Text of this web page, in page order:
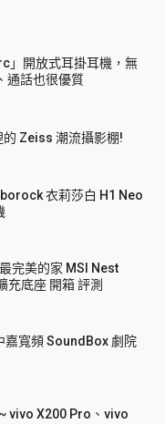
」開放式耳掛耳機，無
通話也很優質
Zeiss 潮流攝影棚!
衣莉莎白 H1 Neo
完美的家 MSI Nest
充底座 開箱 評測
嘉寬頻 SoundBox 劇院
vivo X200 Pro、vivo